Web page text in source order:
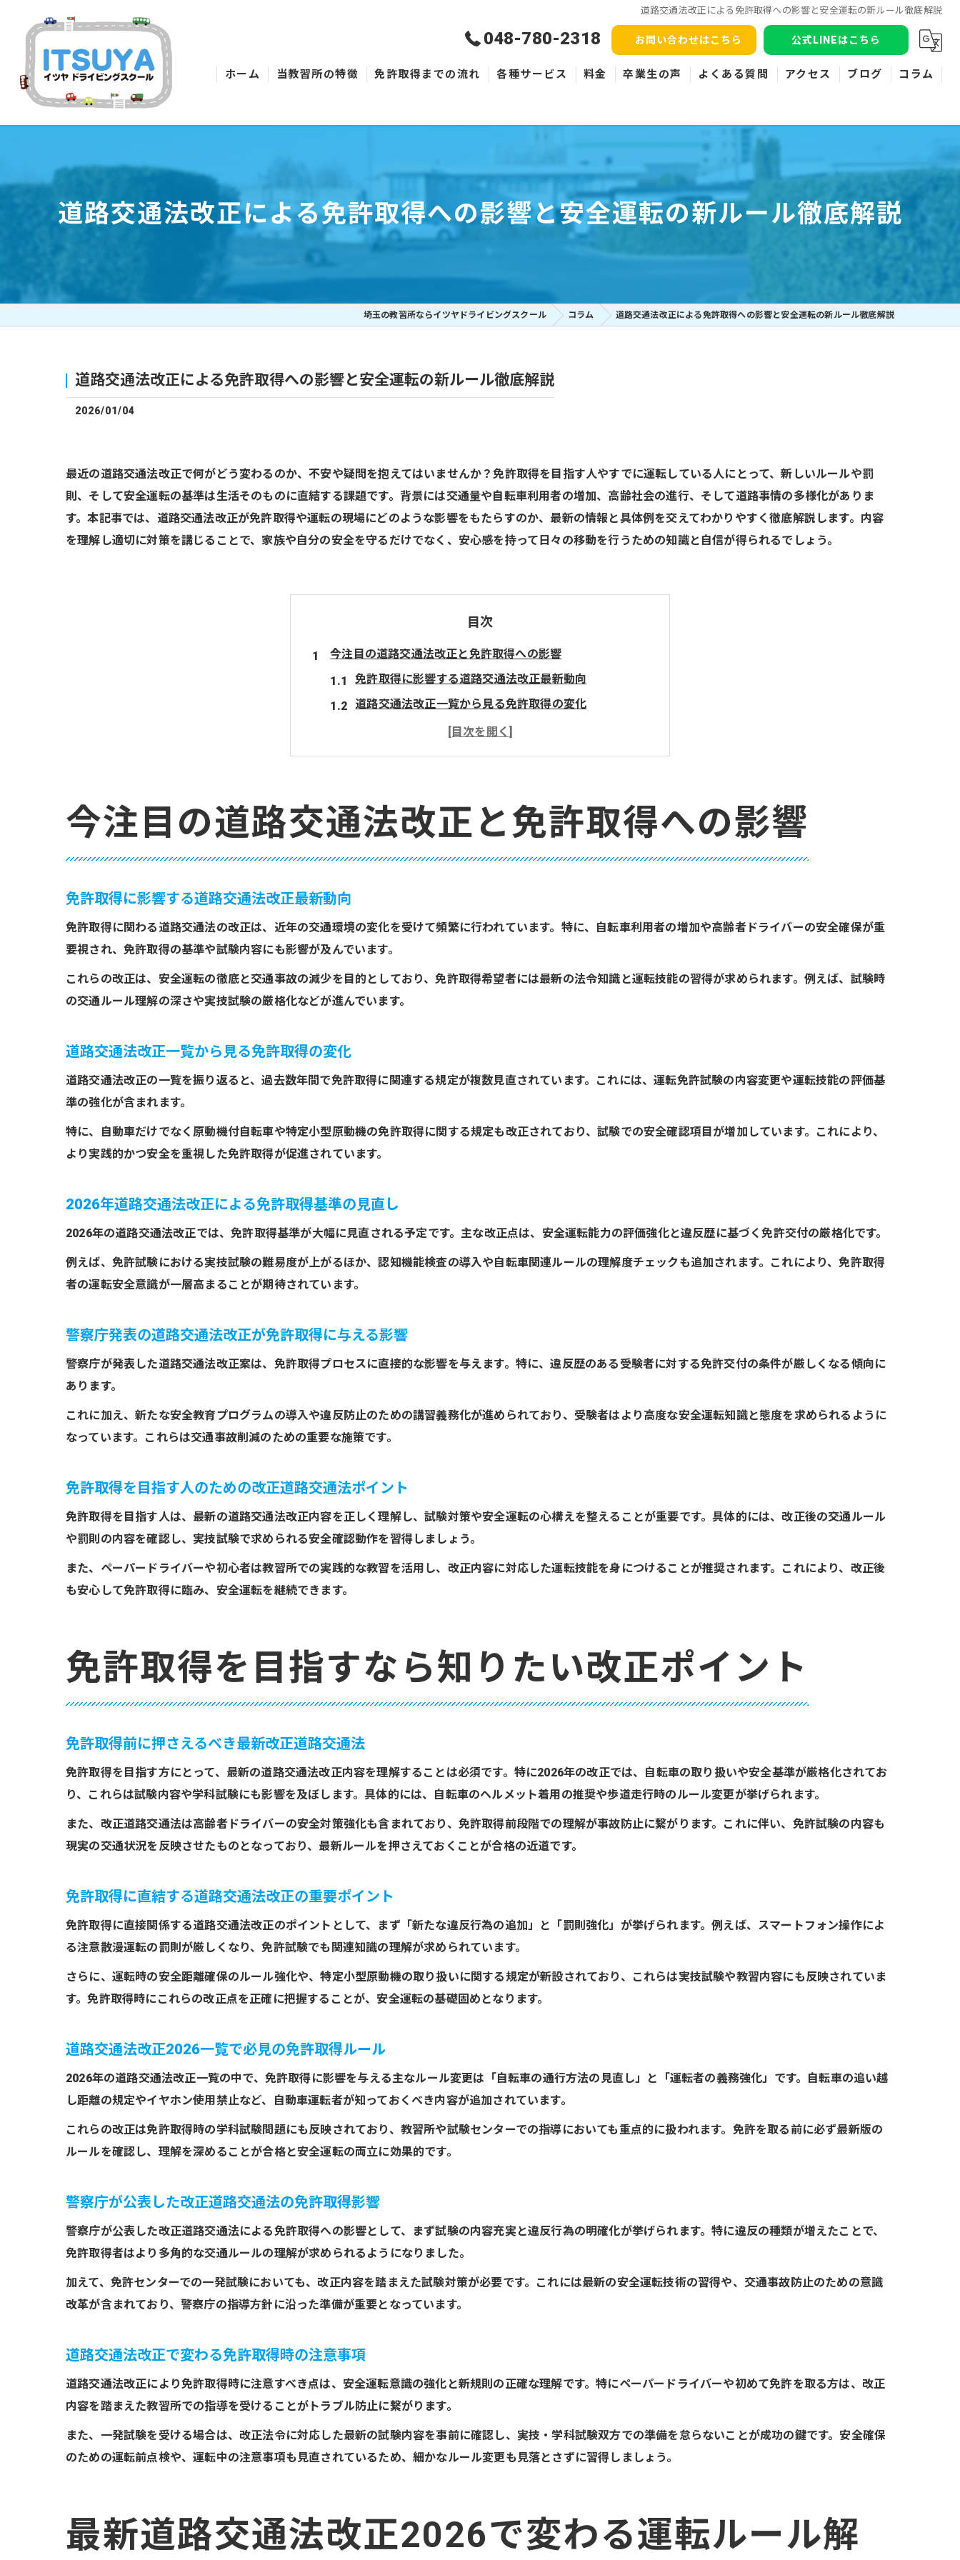
道路交通法改正による免許取得への影響と安全運転の新ルール徹底解説
048-780-2318 お問い合わせはこちら 公式LINEはこちら
ホーム 当教習所の特徴 免許取得までの流れ 各種サービス
ペーパードライバー
料金 卒業生の声 よくある質問 アクセス ブログ コラム
道路交通法改正による免許取得への影響と安全運転の新ルール徹底解説
埼玉の教習所ならイツヤドライビングスクール コラム 道路交通法改正による免許取得への影響と安全運転の新ルール徹底解説
道路交通法改正による免許取得への影響と安全運転の新ルール徹底解説
2026/01/04
最近の道路交通法改正で何がどう変わるのか、不安や疑問を抱えてはいませんか？免許取得を目指す人やすでに運転している人にとって、新しいルールや罰
則、そして安全運転の基準は生活そのものに直結する課題です。背景には交通量や自転車利用者の増加、高齢社会の進行、そして道路事情の多様化がありま
す。本記事では、道路交通法改正が免許取得や運転の現場にどのような影響をもたらすのか、最新の情報と具体例を交えてわかりやすく徹底解説します。内容
を理解し適切に対策を講じることで、家族や自分の安全を守るだけでなく、安心感を持って日々の移動を行うための知識と自信が得られるでしょう。
目次
今注目の道路交通法改正と免許取得への影響
免許取得に影響する道路交通法改正最新動向
道路交通法改正一覧から見る免許取得の変化
2026年道路交通法改正による免許取得基準の見直し
警察庁発表の道路交通法改正が免許取得に与える影響
免許取得を目指すなら知りたい改正ポイント
免許取得前に押さえるべき最新改正道路交通法
免許取得に直結する道路交通法改正の重要ポイント
道路交通法改正で変わる免許取得時の注意事項
最新道路交通法改正2026で変わる運転ルール解説
道路交通法改正2026で免許取得後の運転ルールが変わる
新旧対照表で学ぶ免許取得後の最新運転ルール
警察庁発表の改正内容で免許取得後の注意点を解説
道路交通法改正で免許取得と自転車通勤の新ルール
免許取得者が知るべき自転車追い越しの改正内容
改正により変わる自転車と免許取得の関係性
道路交通法改正自転車一覧で押さえるべきポイント
道路交通法改正の罰則強化と免許取得対策
改正道路交通法の罰則規定と免許取得対策を解説
道路交通法改正新旧対照表で免許取得基準を確認
新旧対照表から読み解く道路交通法改正と免許取得
今注目の道路交通法改正と免許取得への影響
免許取得に影響する道路交通法改正最新動向
免許取得に関わる道路交通法の改正は、近年の交通環境の変化を受けて頻繁に行われています。特に、自転車利用者の増加や高齢者ドライバーの安全確保が重
要視され、免許取得の基準や試験内容にも影響が及んでいます。
これらの改正は、安全運転の徹底と交通事故の減少を目的としており、免許取得希望者には最新の法令知識と運転技能の習得が求められます。例えば、試験時
の交通ルール理解の深さや実技試験の厳格化などが進んでいます。
道路交通法改正一覧から見る免許取得の変化
道路交通法改正の一覧を振り返ると、過去数年間で免許取得に関連する規定が複数見直されています。これには、運転免許試験の内容変更や運転技能の評価基
準の強化が含まれます。
特に、自動車だけでなく原動機付自転車や特定小型原動機の免許取得に関する規定も改正されており、試験での安全確認項目が増加しています。これにより、
より実践的かつ安全を重視した免許取得が促進されています。
2026年道路交通法改正による免許取得基準の見直し
2026年の道路交通法改正では、免許取得基準が大幅に見直される予定です。主な改正点は、安全運転能力の評価強化と違反歴に基づく免許交付の厳格化です。
例えば、免許試験における実技試験の難易度が上がるほか、認知機能検査の導入や自転車関連ルールの理解度チェックも追加されます。これにより、免許取得
者の運転安全意識が一層高まることが期待されています。
警察庁発表の道路交通法改正が免許取得に与える影響
警察庁が発表した道路交通法改正案は、免許取得プロセスに直接的な影響を与えます。特に、違反歴のある受験者に対する免許交付の条件が厳しくなる傾向に
あります。
これに加え、新たな安全教育プログラムの導入や違反防止のための講習義務化が進められており、受験者はより高度な安全運転知識と態度を求められるように
なっています。これらは交通事故削減のための重要な施策です。
免許取得を目指す人のための改正道路交通法ポイント
免許取得を目指す人は、最新の道路交通法改正内容を正しく理解し、試験対策や安全運転の心構えを整えることが重要です。具体的には、改正後の交通ルール
や罰則の内容を確認し、実技試験で求められる安全確認動作を習得しましょう。
また、ペーパードライバーや初心者は教習所での実践的な教習を活用し、改正内容に対応した運転技能を身につけることが推奨されます。これにより、改正後
も安心して免許取得に臨み、安全運転を継続できます。
免許取得を目指すなら知りたい改正ポイント
免許取得前に押さえるべき最新改正道路交通法
免許取得を目指す方にとって、最新の道路交通法改正内容を理解することは必須です。特に2026年の改正では、自転車の取り扱いや安全基準が厳格化されてお
り、これらは試験内容や学科試験にも影響を及ぼします。具体的には、自転車のヘルメット着用の推奨や歩道走行時のルール変更が挙げられます。
また、改正道路交通法は高齢者ドライバーの安全対策強化も含まれており、免許取得前段階での理解が事故防止に繋がります。これに伴い、免許試験の内容も
現実の交通状況を反映させたものとなっており、最新ルールを押さえておくことが合格の近道です。
免許取得に直結する道路交通法改正の重要ポイント
免許取得に直接関係する道路交通法改正のポイントとして、まず「新たな違反行為の追加」と「罰則強化」が挙げられます。例えば、スマートフォン操作によ
る注意散漫運転の罰則が厳しくなり、免許試験でも関連知識の理解が求められています。
さらに、運転時の安全距離確保のルール強化や、特定小型原動機の取り扱いに関する規定が新設されており、これらは実技試験や教習内容にも反映されていま
す。免許取得時にこれらの改正点を正確に把握することが、安全運転の基礎固めとなります。
道路交通法改正2026一覧で必見の免許取得ルール
2026年の道路交通法改正一覧の中で、免許取得に影響を与える主なルール変更は「自転車の通行方法の見直し」と「運転者の義務強化」です。自転車の追い越
し距離の規定やイヤホン使用禁止など、自動車運転者が知っておくべき内容が追加されています。
これらの改正は免許取得時の学科試験問題にも反映されており、教習所や試験センターでの指導においても重点的に扱われます。免許を取る前に必ず最新版の
ルールを確認し、理解を深めることが合格と安全運転の両立に効果的です。
警察庁が公表した改正道路交通法の免許取得影響
警察庁が公表した改正道路交通法による免許取得への影響として、まず試験の内容充実と違反行為の明確化が挙げられます。特に違反の種類が増えたことで、
免許取得者はより多角的な交通ルールの理解が求められるようになりました。
加えて、免許センターでの一発試験においても、改正内容を踏まえた試験対策が必要です。これには最新の安全運転技術の習得や、交通事故防止のための意識
改革が含まれており、警察庁の指導方針に沿った準備が重要となっています。
道路交通法改正で変わる免許取得時の注意事項
道路交通法改正により免許取得時に注意すべき点は、安全運転意識の強化と新規則の正確な理解です。特にペーパードライバーや初めて免許を取る方は、改正
内容を踏まえた教習所での指導を受けることがトラブル防止に繋がります。
また、一発試験を受ける場合は、改正法令に対応した最新の試験内容を事前に確認し、実技・学科試験双方での準備を怠らないことが成功の鍵です。安全確保
のための運転前点検や、運転中の注意事項も見直されているため、細かなルール変更も見落とさずに習得しましょう。
最新道路交通法改正2026で変わる運転ルール解